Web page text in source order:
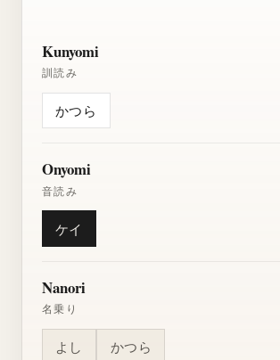
Kunyomi
訓読み
かつら
Onyomi
音読み
ケイ
Nanori
名乗り
よし かつら